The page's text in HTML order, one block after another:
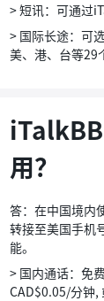
> 短讯：可通过
> 国际长途：可
美、港、台等29
用？
答：在中国境内
转接至美国手机
能。
> 国内通话：免
CAD$0.05/分钟,